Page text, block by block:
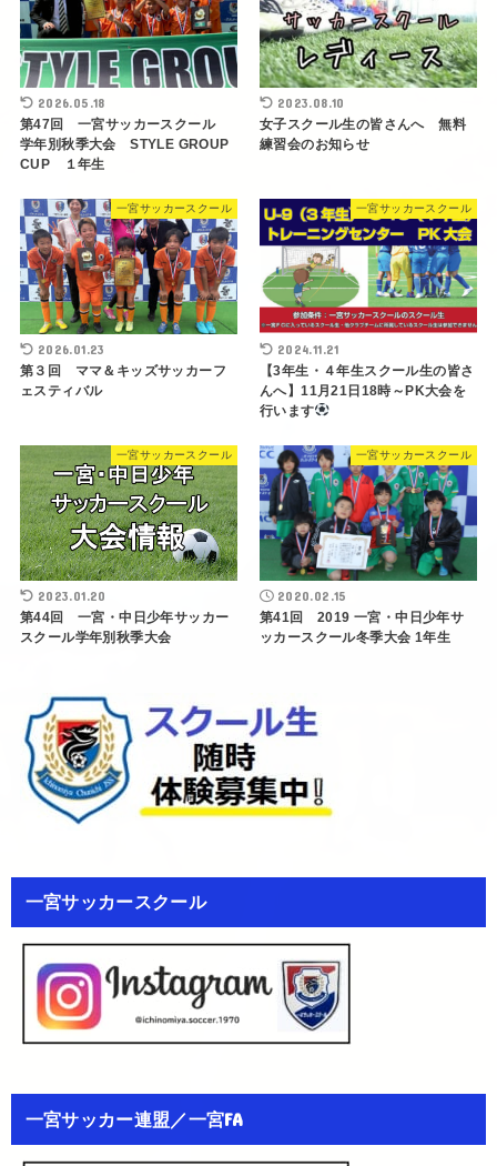
2026.05.18
第47回 一宮サッカースクール
学年別秋季大会 STYLE GROUP
CUP １年生
2023.08.10
女子スクール生の皆さんへ 無料
練習会のお知らせ
一宮サッカースクール
2026.01.23
第３回 ママ＆キッズサッカーフ
ェスティバル
一宮サッカースクール
2024.11.21
【3年生・４年生スクール生の皆さ
んへ】11月21日18時～PK大会を
行います
一宮サッカースクール
2023.01.20
第44回 一宮・中日少年サッカー
スクール学年別秋季大会
一宮サッカースクール
2020.02.15
第41回 2019 一宮・中日少年サ
ッカースクール冬季大会 1年生
一宮サッカースクール
一宮サッカー連盟／一宮FA